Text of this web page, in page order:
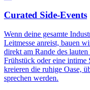
Curated Side-Events
Wenn deine gesamte
Leitmesse anreist, bauen
direkt am Rande des
Frühstück oder eine intime
kreieren die ruhige Oase,
sprechen werden.